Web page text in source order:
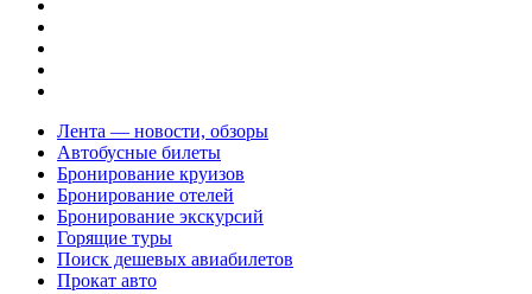
Лента — новости, обзоры
Автобусные билеты
Бронирование круизов
Бронирование отелей
Бронирование экскурсий
Горящие туры
Поиск дешевых авиабилетов
Прокат авто